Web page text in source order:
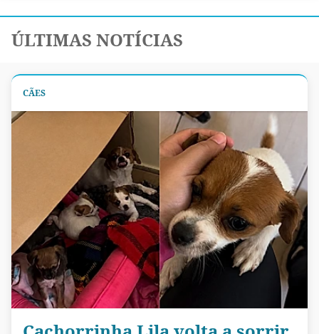
ÚLTIMAS NOTÍCIAS
CÃES